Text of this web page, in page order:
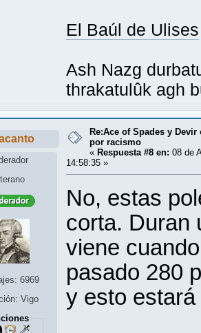
El Baúl de Ulises
Ash Nazg
thrakatulûk agh
6969
Vigo
Re:Ace of Spades y
por racismo
« Respuesta #8 en: 08 de
14:58:35 »
No, estas
corta. Duran
viene
pasado 280
y esto